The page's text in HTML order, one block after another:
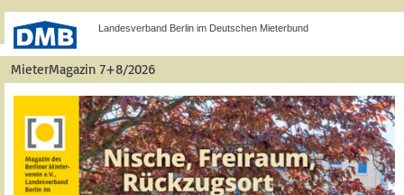
Landesverband Berlin im Deutschen Mieterbund
MieterMagazin 7+8/2026